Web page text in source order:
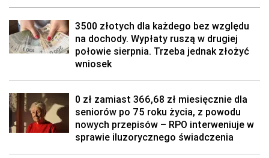
3500 złotych dla każdego bez względu
na dochody. Wypłaty ruszą w drugiej
połowie sierpnia. Trzeba jednak złożyć
wniosek
0 zł zamiast 366,68 zł miesięcznie dla
seniorów po 75 roku życia, z powodu
nowych przepisów – RPO interweniuje w
sprawie iluzorycznego świadczenia